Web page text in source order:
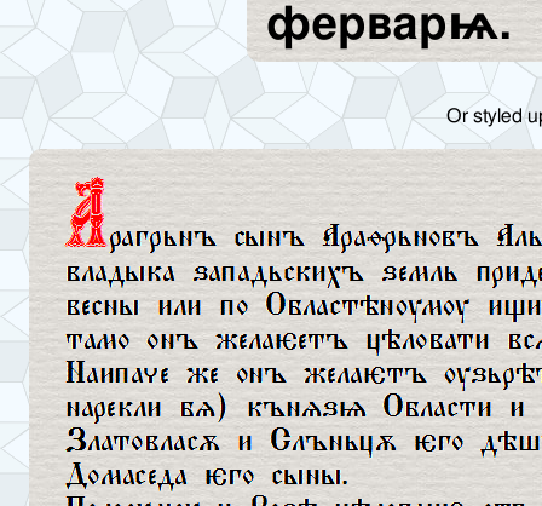
ферварѩ.
Or styled